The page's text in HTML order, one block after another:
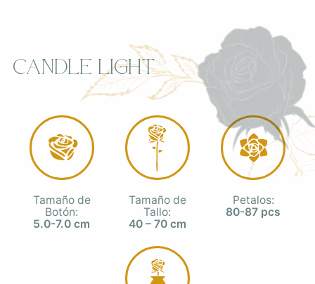
Candle Light
Tamaño de
Botón:
5.0-7.0 cm
Tamaño de
Tallo:
40 – 70 cm
Petalos:
80-87 pcs